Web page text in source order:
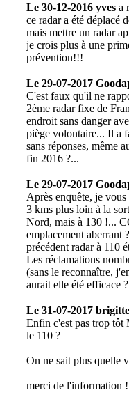
Le 30-12-2016 yves a
ce radar a été déplacé
mais mettre un radar
je crois plus à une
prévention!!!
Le 29-07-2017
C'est faux qu'il ne
2ème radar fixe de
endroit sans danger
piège volontaire... Il a
sans réponses, même
fin 2016 ?...
Le 29-07-2017
Après enquête, je
3 kms plus loin à la
Nord, mais à 130 !...
emplacement aberrant
précédent radar à 110
Les réclamations
(sans le reconnaître,
aurait elle été efficace ?
Le 31-07-2017 brigitte
Enfin c'est pas trop tôt
le 110 ?
On ne sait plus quelle
merci de l'information !